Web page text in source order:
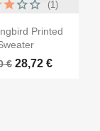
rapide
Printed
€ 28,72 €
(1)